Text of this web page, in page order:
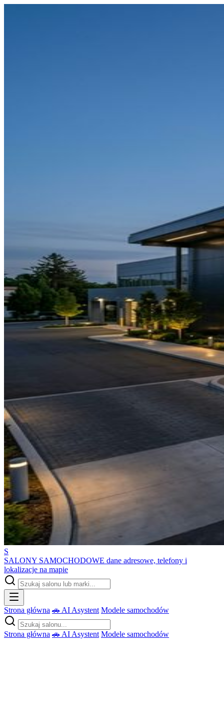
S
SALONY SAMOCHODOWE dane adresowe, telefony i
lokalizacje na mapie
Strona główna 🚗 AI Asystent Modele samochodów
Strona główna 🚗 AI Asystent Modele samochodów